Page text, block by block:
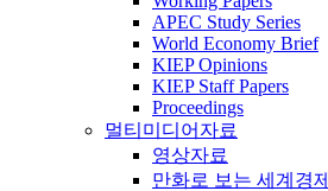
APEC Study Series
World Economy Brief
KIEP Opinions
KIEP Staff Papers
Proceedings
멀티미디어자료
영상자료
만화로 보는 세계경제